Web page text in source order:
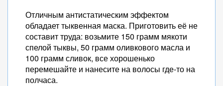
Отличным антистатическим эффектом
обладает тыквенная маска. Приготовить её не
составит труда: возьмите 150 грамм мякоти
спелой тыквы, 50 грамм оливкового масла и
100 грамм сливок, все хорошенько
перемешайте и нанесите на волосы где-то на
полчаса.